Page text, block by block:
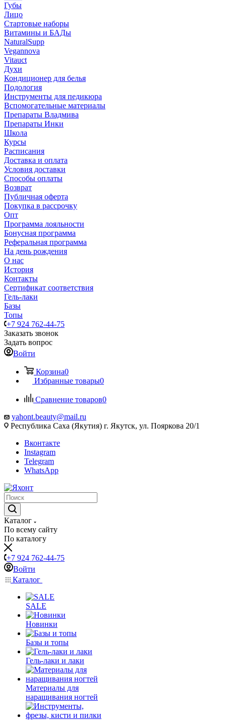
Губы
Лицо
Стартовые наборы
Витамины и БАДы
NaturalSupp
Vegannova
Vitauct
Духи
Кондиционер для белья
Подология
Инструменты для педикюра
Вспомогательные материалы
Препараты Владмива
Препараты Инки
Школа
Курсы
Расписания
Доставка и оплата
Условия доставки
Способы оплаты
Возврат
Публичная оферта
Покупка в рассрочку
Опт
Программа лояльности
Бонусная программа
Реферальная программа
На день рождения
О нас
История
Контакты
Сертификат соответствия
Гель-лаки
Базы
Топы
+7 924 762-44-75
Заказать звонок
Задать вопрос
Войти
Корзина0
Избранные товары0
Сравнение товаров0
yahont.beauty@mail.ru
Республика Саха (Якутия) г. Якутск, ул. Пояркова 20/1
Вконтакте
Instagram
Telegram
WhatsApp
Каталог
По всему сайту
По каталогу
+7 924 762-44-75
Войти
Каталог
SALE
Новинки
Базы и топы
Гель-лаки и лаки
Материалы для
наращивания ногтей